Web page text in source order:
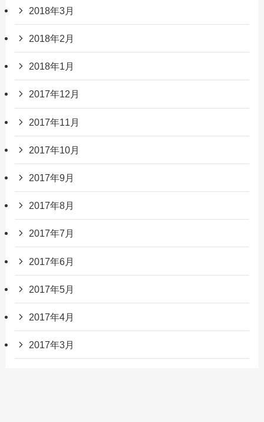
2018年3月
2018年2月
2018年1月
2017年12月
2017年11月
2017年10月
2017年9月
2017年8月
2017年7月
2017年6月
2017年5月
2017年4月
2017年3月